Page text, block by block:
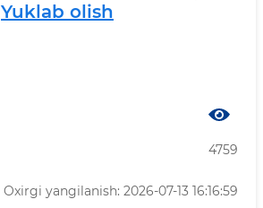
Yuklab olish
4759
Oxirgi yangilanish: 2026-07-13 16:16:59